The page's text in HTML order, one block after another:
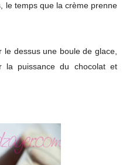
le temps que la crème prenne
dessus une boule de glace,
la puissance du chocolat et